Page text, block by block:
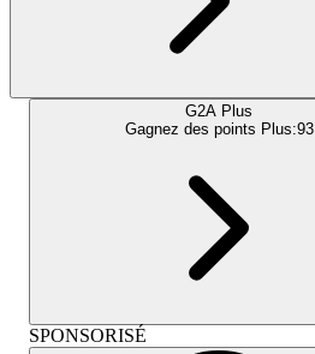
G2A Plus
Gagnez des points Plus:93
SPONSORISÉ